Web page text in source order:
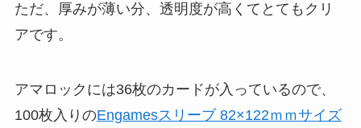
ただ、厚みが薄い分、透明度が高くてとてもクリ
アです。
アマロックには36枚のカードが入っているので、
100枚入りのEngamesスリーブ 82×122ｍｍサイズ